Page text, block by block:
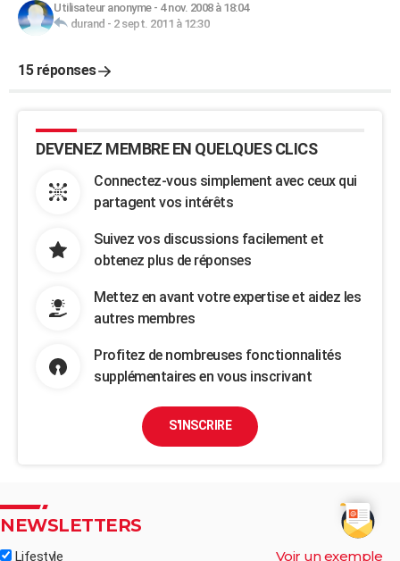
Utilisateur anonyme- 4 nov. 2008 à 18:04
durand - 2 sept. 2011 à 12:30
15 réponses
DEVENEZ MEMBRE EN QUELQUES CLICS
Connectez-vous simplement avec ceux qui
partagent vos intérêts
Suivez vos discussions facilement et
obtenez plus de réponses
Mettez en avant votre expertise et aidez les
autres membres
Profitez de nombreuses fonctionnalités
supplémentaires en vous inscrivant
S'INSCRIRE
NEWSLETTERS
Lifestyle Voir un exemple